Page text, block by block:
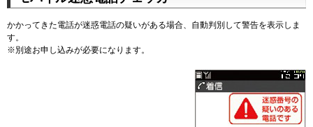
かかってきた電話が迷惑電話の疑いがある場合、自動判別して警告を表示しま
す。
※別途お申し込みが必要になります。